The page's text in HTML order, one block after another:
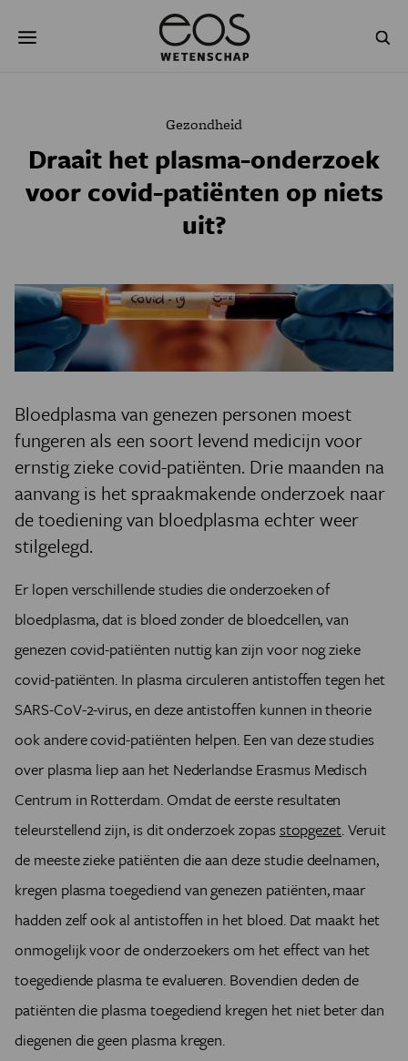
naar
NATUURWETENSCHAPPEN GESCHIEDENIS
PODCAST AGENDA
JONGE UITDAGERS
Gezondheid
Draait het plasma-onderzoek
voor covid-patiënten op niets
uit?
Bloedplasma van genezen personen moest
fungeren als een soort levend medicijn voor
ernstig zieke covid-patiënten. Drie maanden na
aanvang is het spraakmakende onderzoek naar
de toediening van bloedplasma echter weer
stilgelegd.
Er lopen verschillende studies die onderzoeken of
bloedplasma, dat is bloed zonder de bloedcellen, van
genezen covid-patiënten nuttig kan zijn voor nog zieke
covid-patiënten. In plasma circuleren antistoffen tegen het
SARS-CoV-2-virus, en deze antistoffen kunnen in theorie
ook andere covid-patiënten helpen. Een van deze studies
over plasma liep aan het Nederlandse Erasmus Medisch
Centrum in Rotterdam. Omdat de eerste resultaten
teleurstellend zijn, is dit onderzoek zopasstopgezet. Veruit
de meeste zieke patiënten die aan deze studie deelnamen,
kregen plasma toegediend van genezen patiënten, maar
hadden zelf ook al antistoffen in het bloed. Dat maakt het
onmogelijk voor de onderzoekers om het effect van het
toegediende plasma te evalueren. Bovendien deden de
patiënten die plasma toegediend kregen het niet beter dan
diegenen die geen plasma kregen.